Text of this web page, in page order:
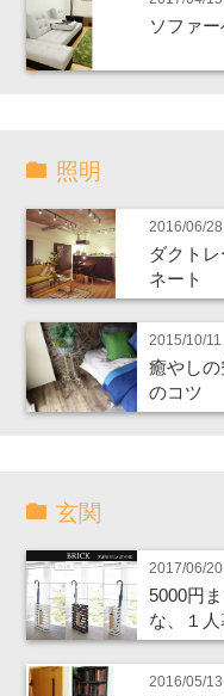
ソファ
照明
2016/06/28
ダクト
ネート
2015/10/11
癒やし
のコツ
玄関
2017/06/20
5000円
な、１
2016/05/13